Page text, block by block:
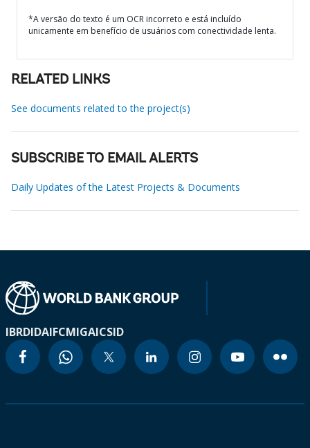
*A versão do texto é um OCR incorreto e está incluído
unicamente em benefício de usuários com conectividade lenta.
RELATED LINKS
See documents related to the project(s)
SUBSCRIBE TO EMAIL ALERTS
Daily Updates of the Latest Projects & Documents
IBRDIDAIFCMIGAICSID